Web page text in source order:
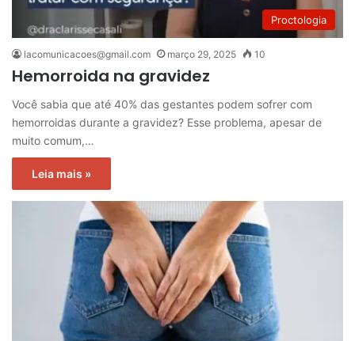
Proctologia
lacomunicacoes@gmail.com março 29, 2025 10
Hemorroida na gravidez
Você sabia que até 40% das gestantes podem sofrer com
hemorroidas durante a gravidez? Esse problema, apesar de
muito comum,…
Leia mais »